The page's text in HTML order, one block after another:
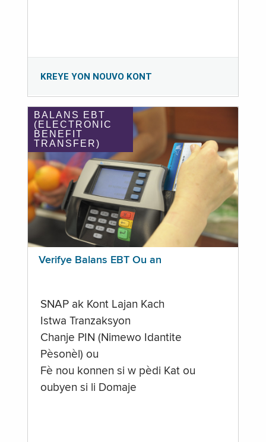
KREYE YON NOUVO KONT
BALANS EBT
(ELECTRONIC
BENEFIT
TRANSFER)
Verifye Balans EBT Ou an
SNAP ak Kont Lajan Kach
Istwa Tranzaksyon
Chanje PIN (Nimewo Idantite
Pèsonèl) ou
Fè nou konnen si w pèdi Kat ou
oubyen si li Domaje